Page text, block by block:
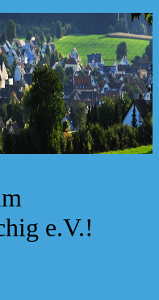
e.V.!